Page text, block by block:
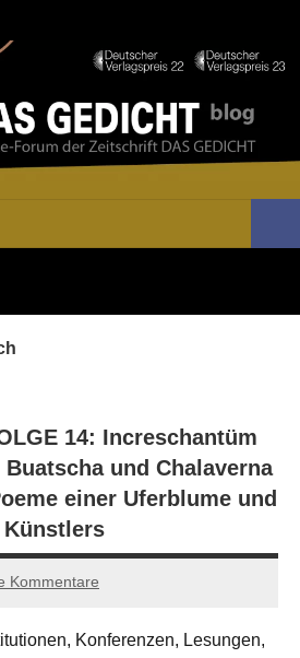
14: Increschantüm
und Chalaverna
einer Uferblume und
Kommentare
Konferenzen, Lesungen,